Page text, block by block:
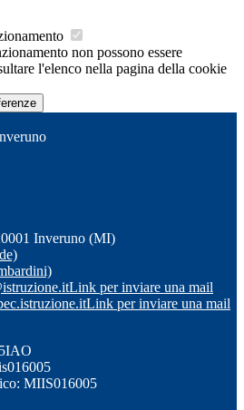
non possono essere
l'elenco nella pagina della cookie
Inveruno (MI)
Link per inviare una mail
Link per inviare una mail
MIIS016005